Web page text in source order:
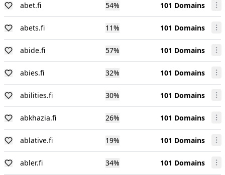
abet.fi 54% 101 Domains
abets.fi 11% 101 Domains
abide.fi 57% 101 Domains
abies.fi 32% 101 Domains
abilities.fi 30% 101 Domains
abkhazia.fi 26% 101 Domains
ablative.fi 19% 101 Domains
abler.fi 34% 101 Domains